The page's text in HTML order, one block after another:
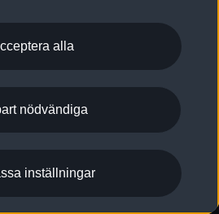
- Hur påverkas min bil av detta?
Återförsäljare
om dataläcka
cookies
alla
nödvändiga
inställningar